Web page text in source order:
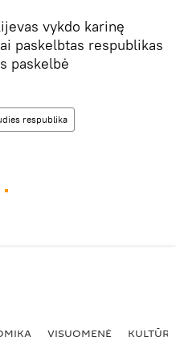
vykdo karinę
paskelbtas respublikas
paskelbė
respublika
VISUOMENĖ KULTŪRA